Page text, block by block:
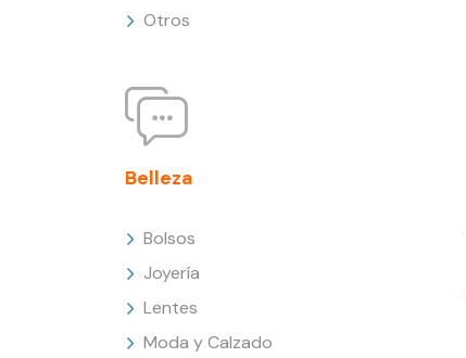
Otros
Belleza
Bolsos
Joyería
Lentes
Moda y Calzado